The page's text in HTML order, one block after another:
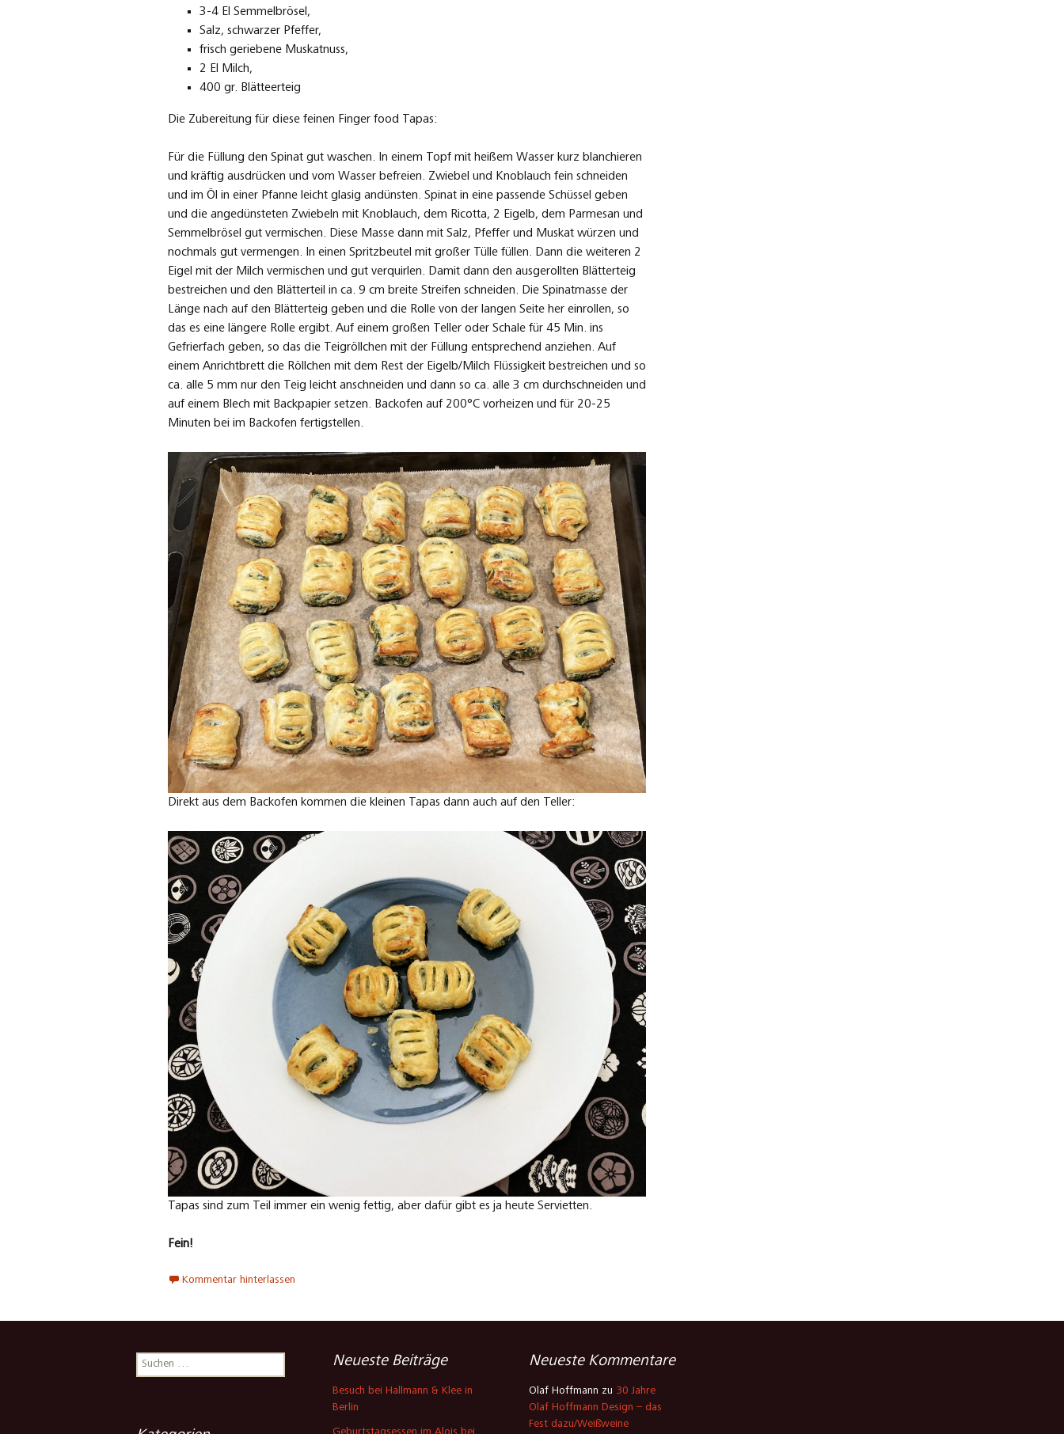
3-4 El Semmelbrösel,
Salz, schwarzer Pfeffer,
frisch geriebene Muskatnuss,
2 El Milch,
400 gr. Blätteerteig
Die Zubereitung für diese feinen Finger food Tapas:
Für die Füllung den Spinat gut waschen. In einem Topf mit heißem Wasser kurz blanchieren
und kräftig ausdrücken und vom Wasser befreien. Zwiebel und Knoblauch fein schneiden
und im Öl in einer Pfanne leicht glasig andünsten. Spinat in eine passende Schüssel geben
und die angedünsteten Zwiebeln mit Knoblauch, dem Ricotta, 2 Eigelb, dem Parmesan und
Semmelbrösel gut vermischen. Diese Masse dann mit Salz, Pfeffer und Muskat würzen und
nochmals gut vermengen. In einen Spritzbeutel mit großer Tülle füllen. Dann die weiteren 2
Eigel mit der Milch vermischen und gut verquirlen. Damit dann den ausgerollten Blätterteig
bestreichen und den Blätterteil in ca. 9 cm breite Streifen schneiden. Die Spinatmasse der
Länge nach auf den Blätterteig geben und die Rolle von der langen Seite her einrollen, so
das es eine längere Rolle ergibt. Auf einem großen Teller oder Schale für 45 Min. ins
Gefrierfach geben, so das die Teigröllchen mit der Füllung entsprechend anziehen. Auf
einem Anrichtbrett die Röllchen mit dem Rest der Eigelb/Milch Flüssigkeit bestreichen und so
ca. alle 5 mm nur den Teig leicht anschneiden und dann so ca. alle 3 cm durchschneiden und
auf einem Blech mit Backpapier setzen. Backofen auf 200°C vorheizen und für 20-25
Minuten bei im Backofen fertigstellen.
Direkt aus dem Backofen kommen die kleinen Tapas dann auch auf den Teller:
Tapas sind zum Teil immer ein wenig fettig, aber dafür gibt es ja heute Servietten.
Fein!
Kommentar hinterlassen
Suchen
nach:
Neueste Beiträge
Besuch bei Hallmann & Klee in
Berlin
Neueste Kommentare
Olaf Hoffmann zu 30 Jahre
Olaf Hoffmann Design – das
Fest dazu/Weißweine